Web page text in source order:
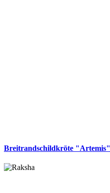
Breitrandschildkröte "Artemis"